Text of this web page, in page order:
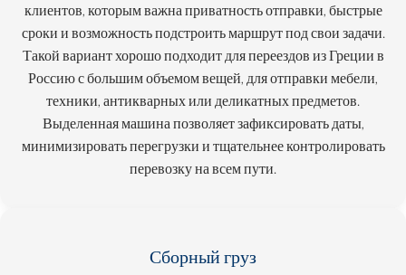
клиентов, которым важна приватность отправки, быстрые
сроки и возможность подстроить маршрут под свои задачи.
Такой вариант хорошо подходит для переездов из Греции в
Россию с большим объемом вещей, для отправки мебели,
техники, антикварных или деликатных предметов.
Выделенная машина позволяет зафиксировать даты,
минимизировать перегрузки и тщательнее контролировать
перевозку на всем пути.
Сборный груз